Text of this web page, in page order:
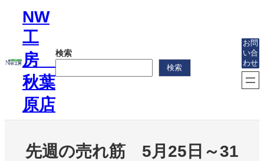
ッ
NW
工
房
秋葉
原店
検索
検索
お問
い合
わせ
先週の売れ筋 5月25日～31